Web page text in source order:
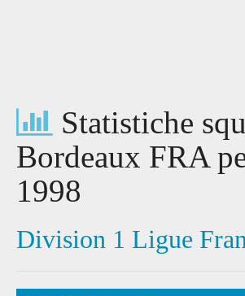
Statistiche
Bordeaux FRA
1998
Division 1 Ligue